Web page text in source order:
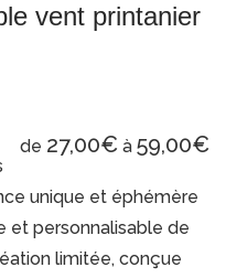
vent printanier
de 27,00€ à 59,00€
unique et éphémère
et personnalisable de
limitée, conçue